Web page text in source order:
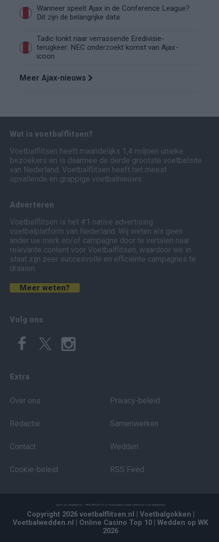
Wanneer speelt Ajax in de Conference League?
Dit zijn de belangrijke data
Tadic lonkt naar verrassende Eredivisie-
terugkeer: NEC onderzoekt komst van Ajax-
icoon
Meer Ajax-nieuws
Wat is voetbalflitsen?
Voetbalflitsen heeft maandelijks 1,4 miljoen unieke
bezoekers en is daarmee de derde grootste voetbalsite
van Nederland. Voetbalflitsen heeft het meest
opvallende en grappige voetbalnieuws.
Adverteren
Voetbalflitsen is het #1 native advertising
voetbalplatform van Nederland. Wij weten als geen
ander uw merk en/of campagne door te vertalen naar
relevante content voor Voetbalflitsen, waardoor we in
staat zijn zeer succesvolle en efficiënte campagnes te
draaien.
Meer weten?
Volg ons
Extra
Over ons
Redactie
Contact
Cookie-beleid
Privacy-beleid
Samenwerken
Wedden
RSS Feed
Copyright 2026 voetbalflitsen.nl | Voetbalgokken
Voetbalwedden.nl
| Online Casino Top 10 | Wedden op WK
2026